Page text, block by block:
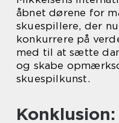
åbnet dørene for
skuespillere, der
konkurrere på
med til at sætte
og skabe
skuespilkunst.
Konklusion: